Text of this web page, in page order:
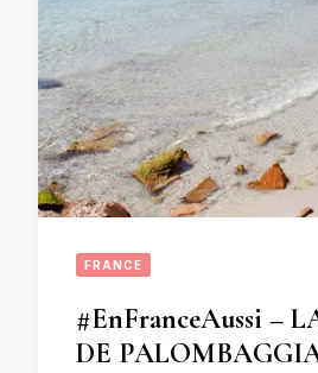
FRANCE
#EnFranceAussi –
DE